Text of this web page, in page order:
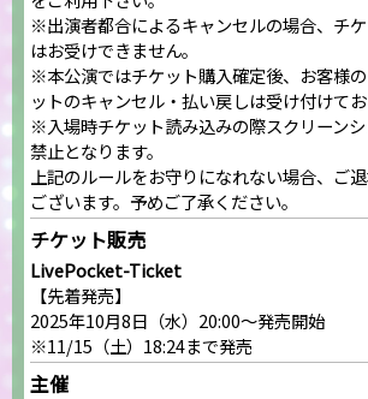
※出演者都合によるキャンセルの場合、チ
はお受けできません。
※本公演ではチケット購入確定後、お客様
ットのキャンセル・払い戻しは受け付けてお
※入場時チケット読み込みの際スクリーン
禁止となります。
上記のルールをお守りになれない場合、ご
ございます。予めご了承ください。
チケット販売
LivePocket-Ticket
【先着発売】
2025年10月8日（水）20:00～発売開始
※11/15（土）18:24まで発売
主催